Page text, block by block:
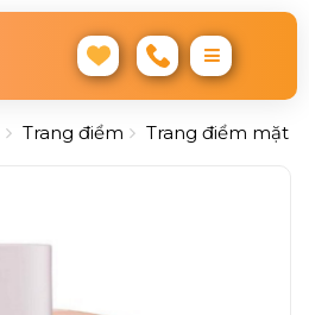
Trang điểm Trang điểm mặt